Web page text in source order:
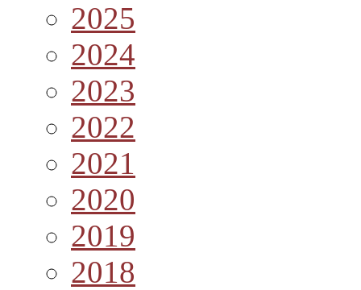
2025
2024
2023
2022
2021
2020
2019
2018